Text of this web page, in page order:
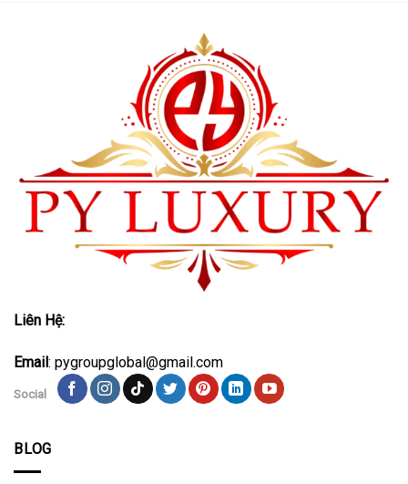
Liên Hệ:
Email: pygroupglobal@gmail.com
Social
BLOG